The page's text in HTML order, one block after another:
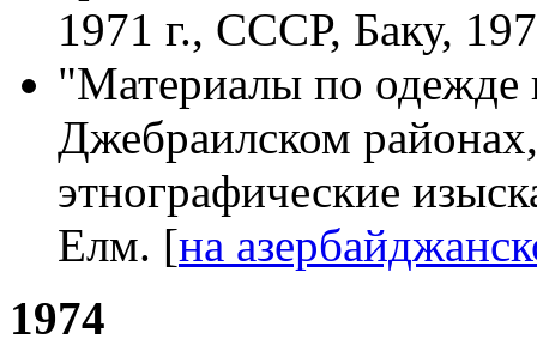
1971 г., СССР, Баку,
"Материалы по одежде
Джебраилском
этнографические
Елм. [на
1974